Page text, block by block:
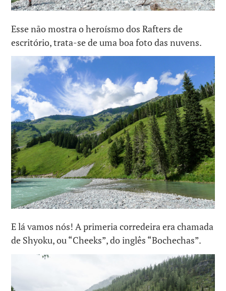
Esse não mostra o heroísmo dos Rafters de
escritório, trata-se de uma boa foto das nuvens.
E lá vamos nós! A primeria corredeira era chamada
de Shyoku, ou “Cheeks”, do inglês “Bochechas”.